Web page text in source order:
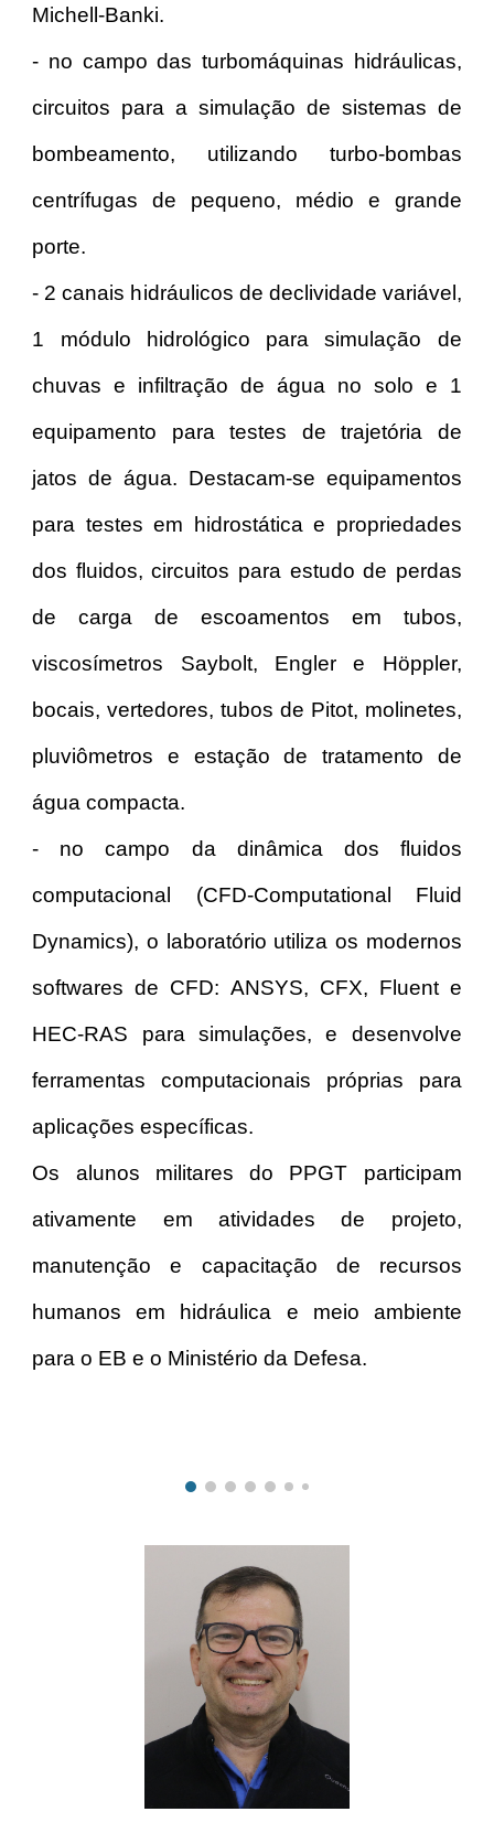
Michell-Banki.
- no campo das turbomáquinas hidráulicas,
circuitos para a simulação de sistemas de
bombeamento, utilizando turbo-bombas
centrífugas de pequeno, médio e grande
porte.
- 2 canais hidráulicos de declividade variável,
1 módulo hidrológico para simulação de
chuvas e infiltração de água no solo e 1
equipamento para testes de trajetória de
jatos de água. Destacam-se equipamentos
para testes em hidrostática e propriedades
dos fluidos, circuitos para estudo de perdas
de carga de escoamentos em tubos,
viscosímetros Saybolt, Engler e Höppler,
bocais, vertedores, tubos de Pitot, molinetes,
pluviômetros e estação de tratamento de
água compacta.
- no campo da dinâmica dos fluidos
computacional (CFD-Computational Fluid
Dynamics), o laboratório utiliza os modernos
softwares de CFD: ANSYS, CFX, Fluent e
HEC-RAS para simulações, e desenvolve
ferramentas computacionais próprias para
aplicações específicas.
Os alunos militares do PPGT participam
ativamente em atividades de projeto,
manutenção e capacitação de recursos
humanos em hidráulica e meio ambiente
para o EB e o Ministério da Defesa.